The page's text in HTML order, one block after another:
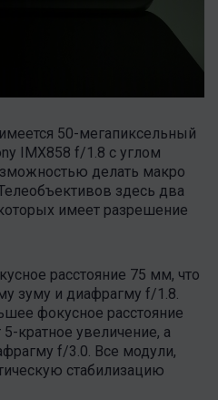
50-мегапиксельный
IMX858 f/1.8 с углом
делать макро
здесь два
имеет разрешение
расстояние 75 мм, что
зуму и диафрагму f/1.8.
фокусное расстояние
кратное увеличение, а
f/3.0. Все модули,
стабилизацию